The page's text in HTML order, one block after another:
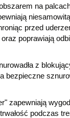
na
przed
poprawiają
z
bezpieczne
zapewniają
podczas